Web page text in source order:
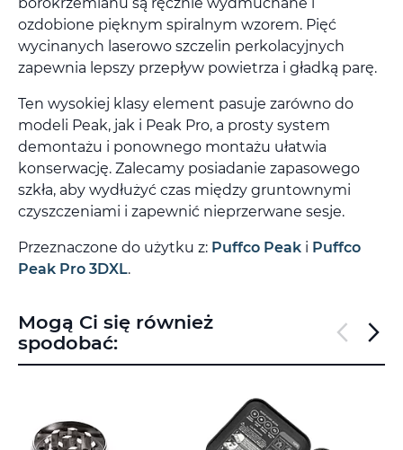
ozdobione pięknym spiralnym wzorem. Pięć
wycinanych laserowo szczelin perkolacyjnych
zapewnia lepszy przepływ powietrza i gładką parę.
Ten wysokiej klasy element pasuje zarówno do
modeli Peak, jak i Peak Pro, a prosty system
demontażu i ponownego montażu ułatwia
konserwację. Zalecamy posiadanie zapasowego
szkła, aby wydłużyć czas między gruntownymi
czyszczeniami i zapewnić nieprzerwane sesje.
Przeznaczone do użytku z: Puffco Peak i Puffco
Peak Pro 3DXL.
Mogą Ci się również
spodobać: